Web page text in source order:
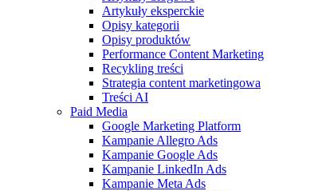
Artykuły eksperckie
Opisy kategorii
Opisy produktów
Performance Content Marketing
Recykling treści
Strategia content marketingowa
Treści AI
Paid Media
Google Marketing Platform
Kampanie Allegro Ads
Kampanie Google Ads
Kampanie LinkedIn Ads
Kampanie Meta Ads